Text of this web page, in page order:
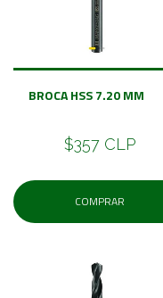
BROCA HSS 7.20 MM
$357 CLP
COMPRAR